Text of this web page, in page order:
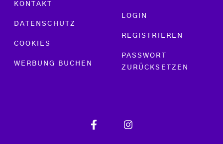
KONTAKT
DATENSCHUTZ
COOKIES
WERBUNG BUCHEN
LOGIN
REGISTRIEREN
PASSWORT
ZURÜCKSETZEN